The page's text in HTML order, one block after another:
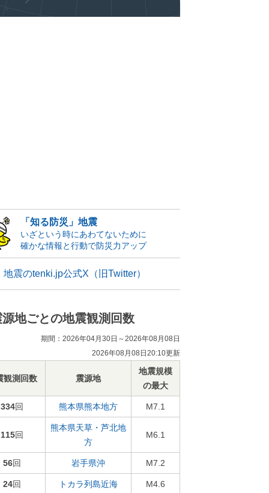
「知る防災」地震
いざという時にあわてないために
確かな情報と行動で防災力アップ
地震のtenki.jp公式X（旧Twitter）
源地ごとの地震観測回数
期間：2026年04月30日～2026年08月08日
2026年08月08日20:10更新
観測回数 震源地
地震規模
の最大
334回 熊本県熊本地方 M7.1
115回
熊本県天草・芦北地
方
M6.1
56回 岩手県沖 M7.2
24回 トカラ列島近海 M4.6